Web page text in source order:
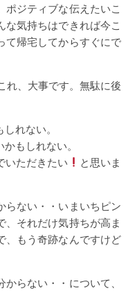
ジティブな伝えたいこ
な気持ちはできれば今こ
て帰宅してからすぐにで
れ、大事です。無駄に後
れない。
もしれない。
いただきたい
と思いま
らない・・いまいちピン
、それだけ気持ちが高ま
、もう奇跡なんですけど
らない・・について、